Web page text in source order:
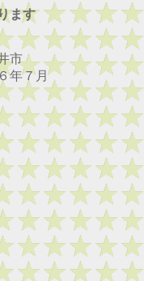
ます
市
年７月